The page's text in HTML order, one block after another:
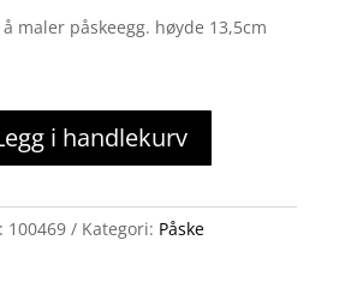
maler påskeegg. høyde 13,5cm
i handlekurv
100469 Kategori: Påske